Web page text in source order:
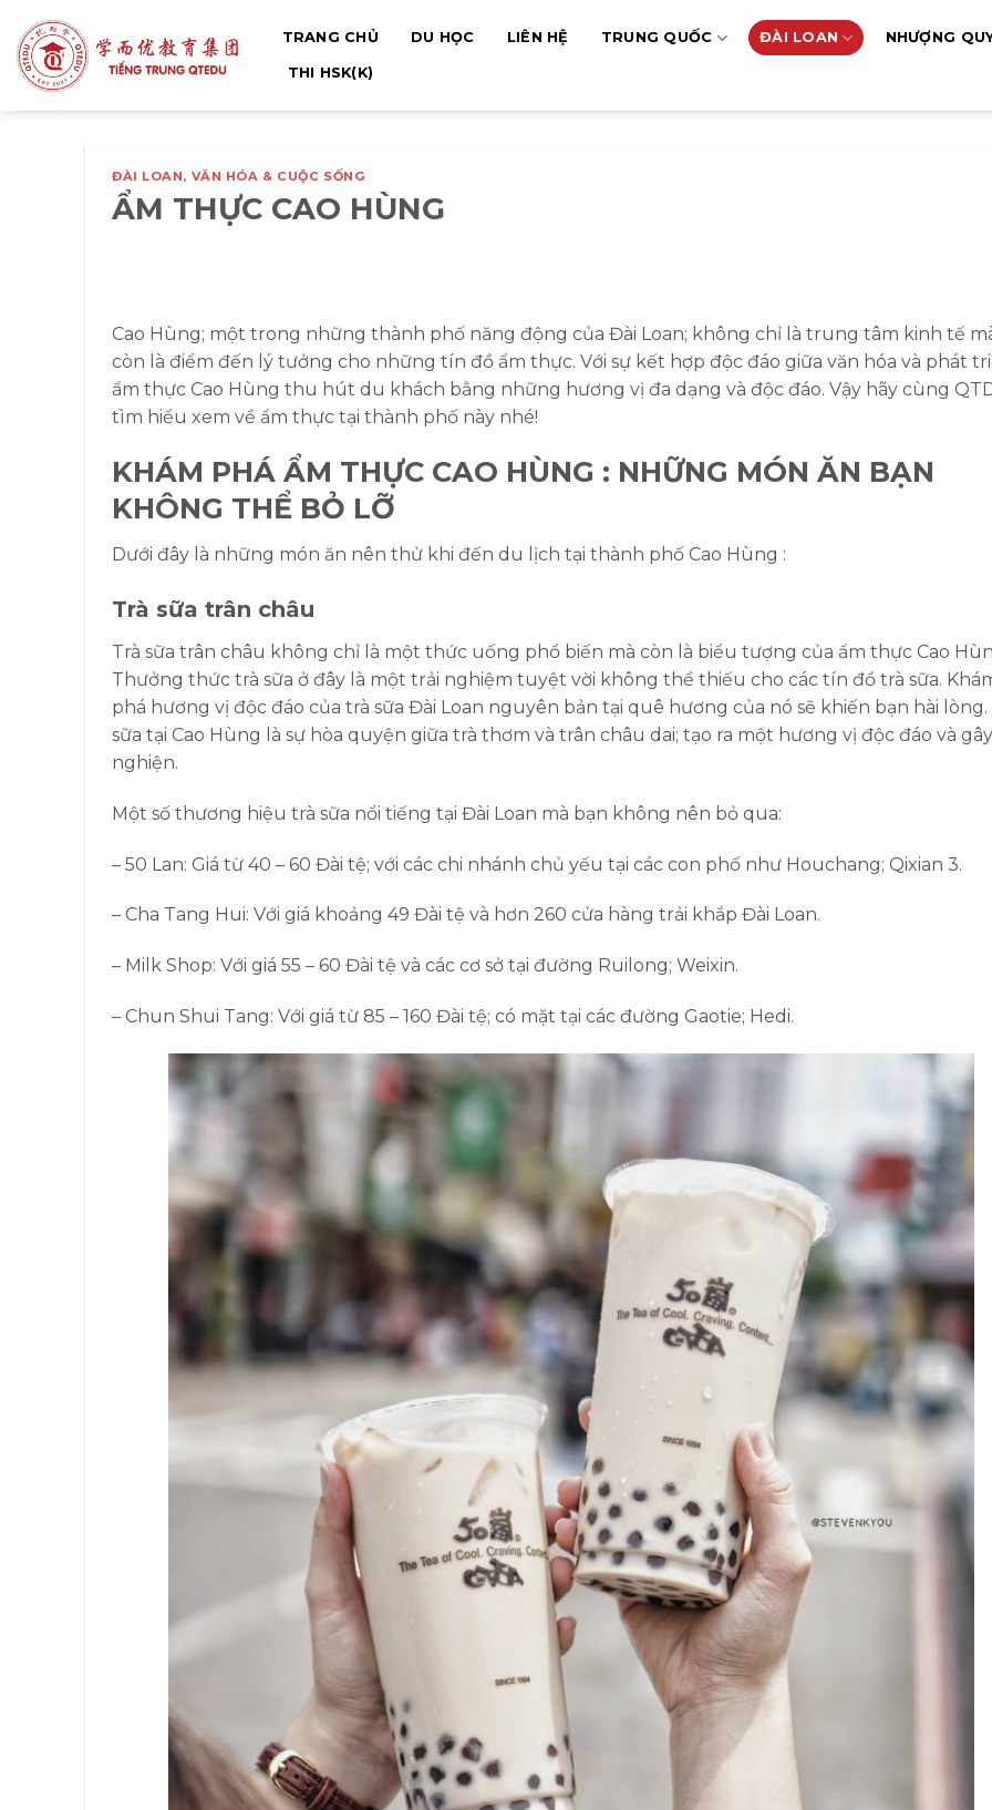
qua
nội
dung
TRANG CHỦ DU HỌC LIÊN HỆ TRUNG QUỐC ĐÀI LOAN NHƯỢNG
THI HSK(K)
ĐÀI LOAN, VĂN HÓA & CUỘC SỐNG
ẨM THỰC CAO HÙNG
Cao Hùng; một trong những thành phố năng động của Đài Loan; không chỉ là trung tâm kinh tế
còn là điểm đến lý tưởng cho những tín đồ ẩm thực. Với sự kết hợp độc đáo giữa văn hóa và phát
ẩm thực Cao Hùng thu hút du khách bằng những hương vị đa dạng và độc đáo. Vậy hãy cùng
tìm hiểu xem về ẩm thực tại thành phố này nhé!
KHÁM PHÁ ẨM THỰC CAO HÙNG : NHỮNG MÓN ĂN BẠN
KHÔNG THỂ BỎ LỠ
Dưới đây là những món ăn nên thử khi đến du lịch tại thành phố Cao Hùng :
Trà sữa trân châu
Trà sữa trân châu không chỉ là một thức uống phổ biến mà còn là biểu tượng của ẩm thực Cao
Thưởng thức trà sữa ở đây là một trải nghiệm tuyệt vời không thể thiếu cho các tín đồ trà sữa.
phá hương vị độc đáo của trà sữa Đài Loan nguyên bản tại quê hương của nó sẽ khiến bạn hài lòng.
sữa tại Cao Hùng là sự hòa quyện giữa trà thơm và trân châu dai; tạo ra một hương vị độc đáo và gây
nghiện.
Một số thương hiệu trà sữa nổi tiếng tại Đài Loan mà bạn không nên bỏ qua:
– 50 Lan: Giá từ 40 – 60 Đài tệ; với các chi nhánh chủ yếu tại các con phố như Houchang; Qixian 3.
– Cha Tang Hui: Với giá khoảng 49 Đài tệ và hơn 260 cửa hàng trải khắp Đài Loan.
– Milk Shop: Với giá 55 – 60 Đài tệ và các cơ sở tại đường Ruilong; Weixin.
– Chun Shui Tang: Với giá từ 85 – 160 Đài tệ; có mặt tại các đường Gaotie; Hedi.